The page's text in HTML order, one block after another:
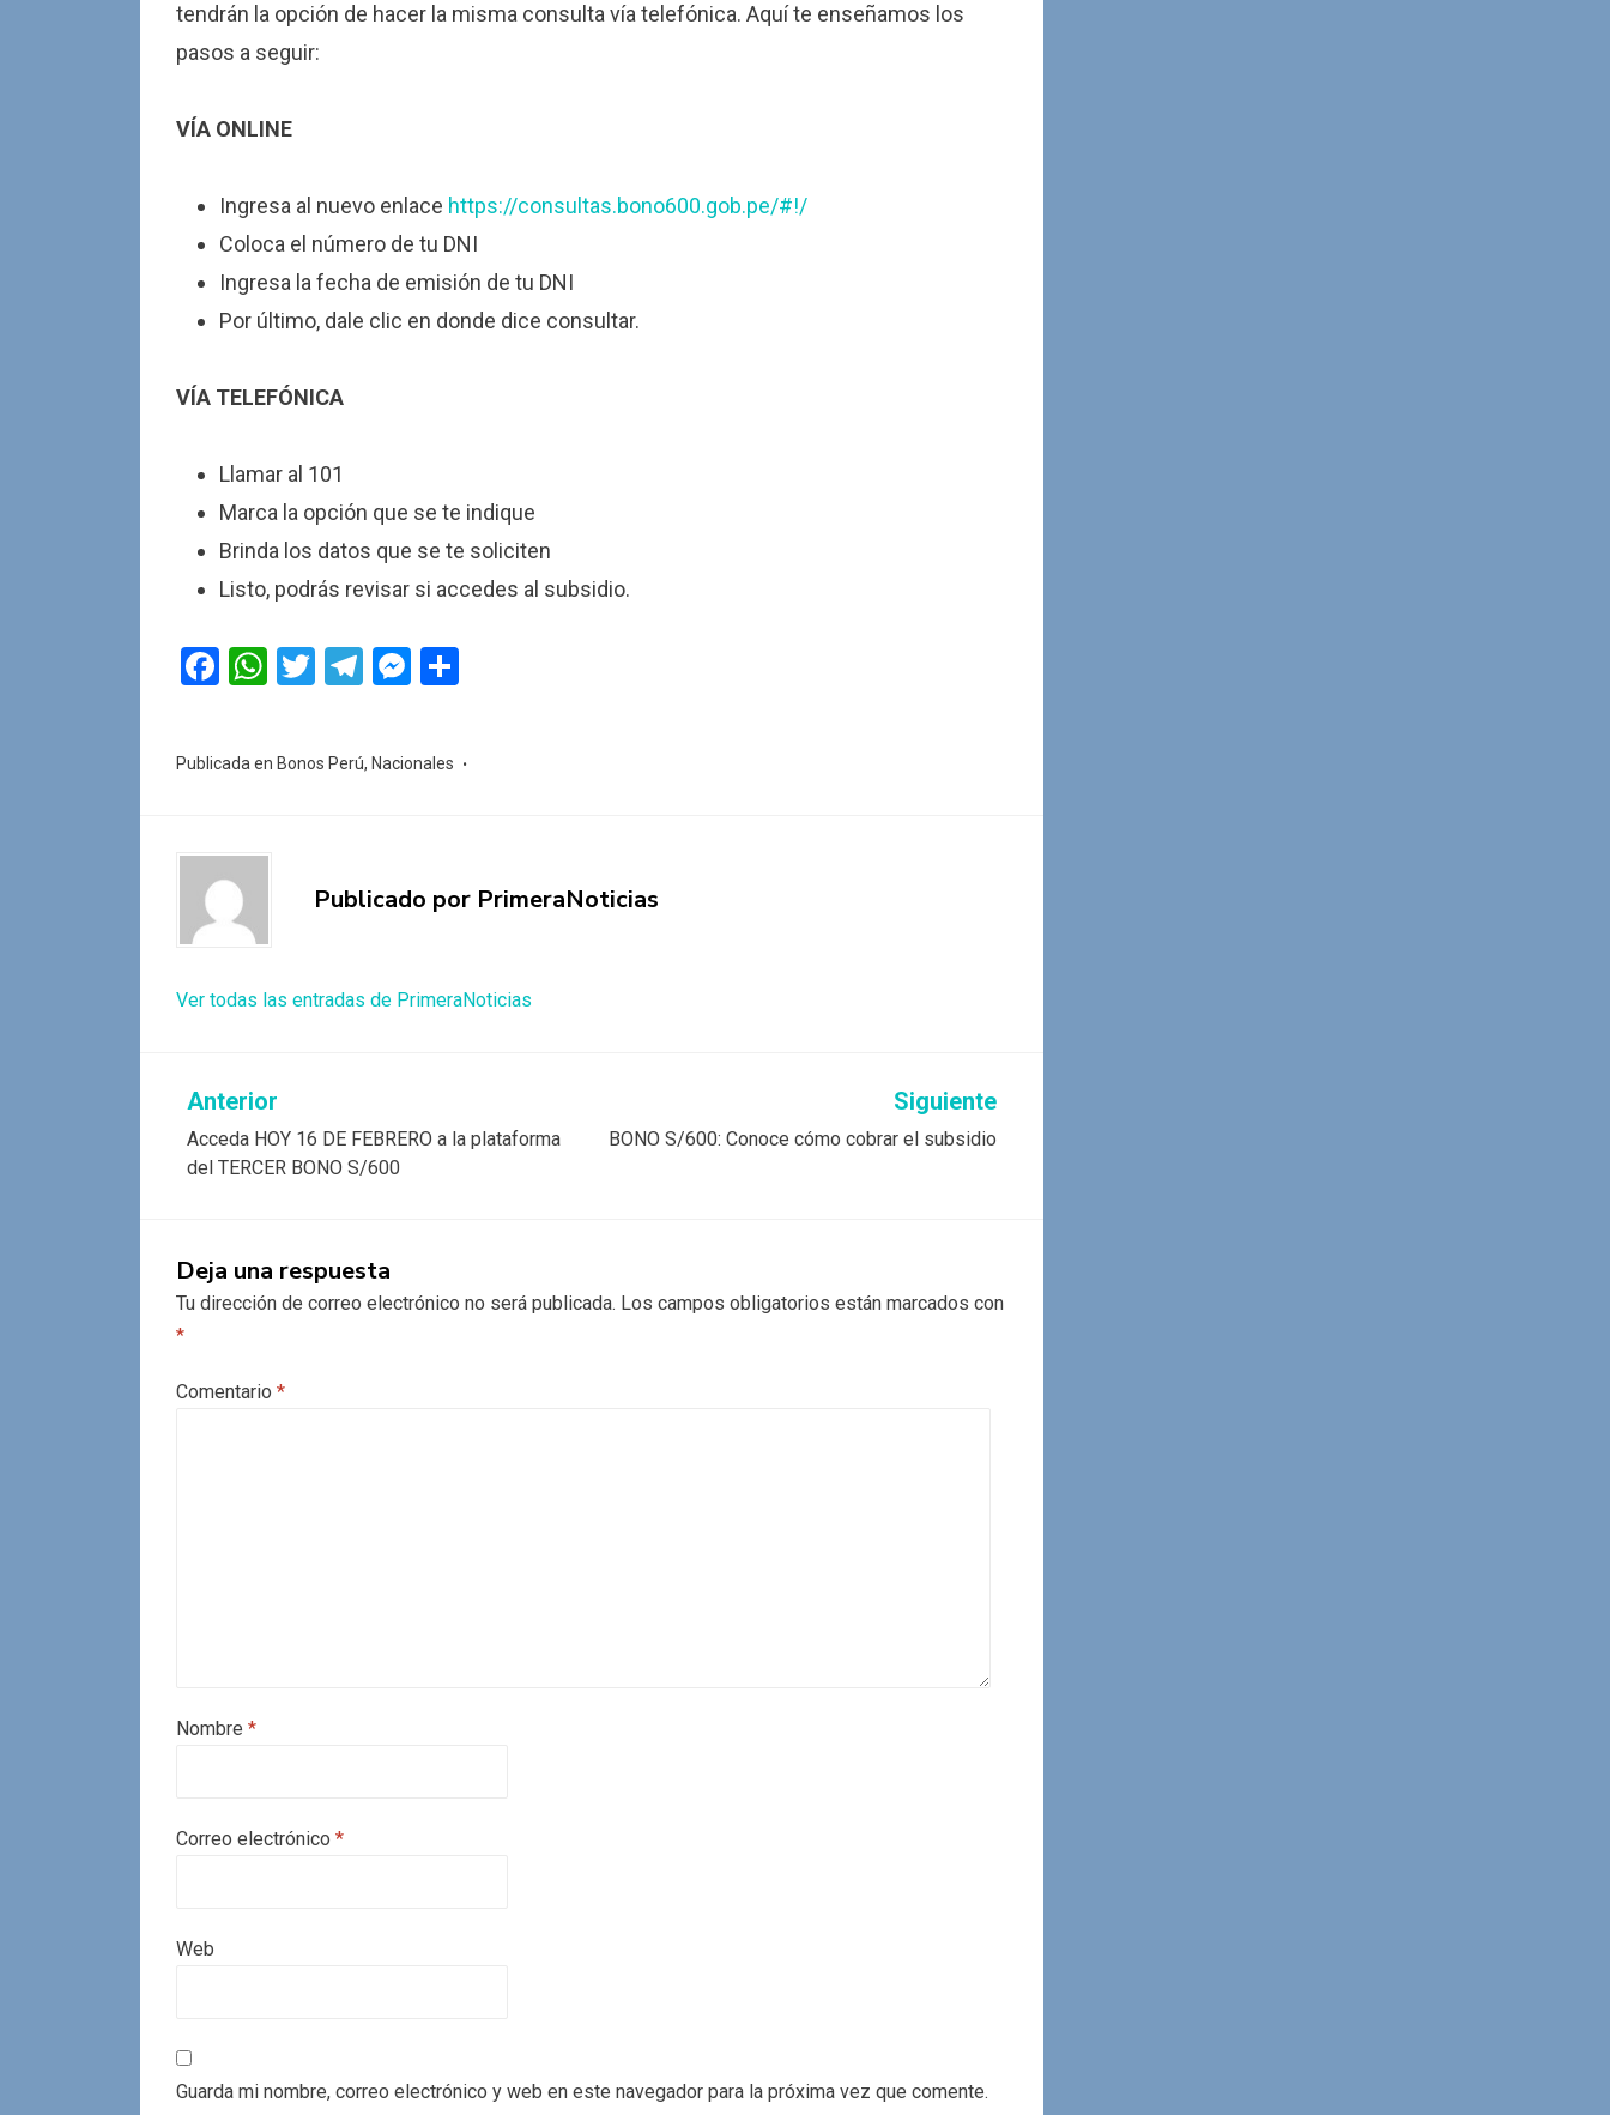
tendrán la opción de hacer la misma consulta vía telefónica. Aquí te enseñamos los
pasos a seguir:
VÍA ONLINE
Ingresa al nuevo enlace https://consultas.bono600.gob.pe/#!/
Coloca el número de tu DNI
Ingresa la fecha de emisión de tu DNI
Por último, dale clic en donde dice consultar.
VÍA TELEFÓNICA
Llamar al 101
Marca la opción que se te indique
Brinda los datos que se te soliciten
Listo, podrás revisar si accedes al subsidio.
F
b
o
k
W
s
p
T
er
T
gr
M
n
p
Publicada en Bonos Perú, Nacionales
Publicado por PrimeraNoticias
Ver todas las entradas de PrimeraNoticias
Navegación
de
Anterior
Acceda HOY 16 DE FEBRERO a la plataforma
del TERCER BONO S/600
Siguiente
BONO S/600: Conoce cómo cobrar el subsidio
Deja una respuesta
Tu dirección de correo electrónico no será publicada. Los campos obligatorios están marcados con
*
Comentario *
Nombre *
Correo electrónico *
Web
Guarda mi nombre, correo electrónico y web en este navegador para la próxima vez que comente.